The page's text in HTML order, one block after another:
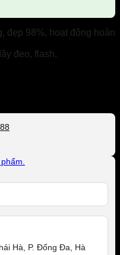
đẹp 98%, hoạt động hoàn
đeo, flash.
Hà, P. Đống Đa, Hà